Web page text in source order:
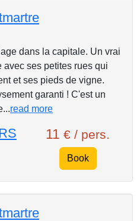
dans la capitale. Un vrai
avec ses petites rues qui
et ses pieds de vigne.
garanti ! C'est un
read more
11 € / pers.
Book